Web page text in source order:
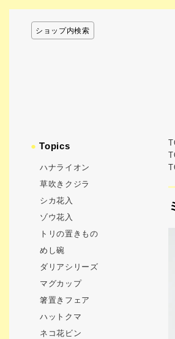
ショップ内検索
●Topics
ハナライオン
草吹きクジラ
シカ花入
ゾウ花入
トリの置きもの
めし碗
ダリアシリーズ
マグカップ
箸置きフェア
ハットクマ
ネコ花ビン